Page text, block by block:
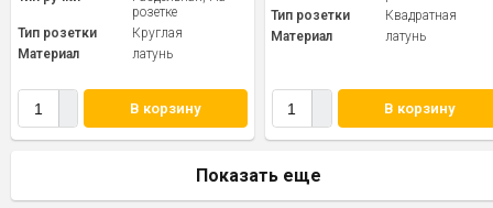
розетке
Тип розетки
Круглая
Материал
латунь
В корзину
Тип розетки
Квадратная
Материал
латунь
В корзину
Показать еще